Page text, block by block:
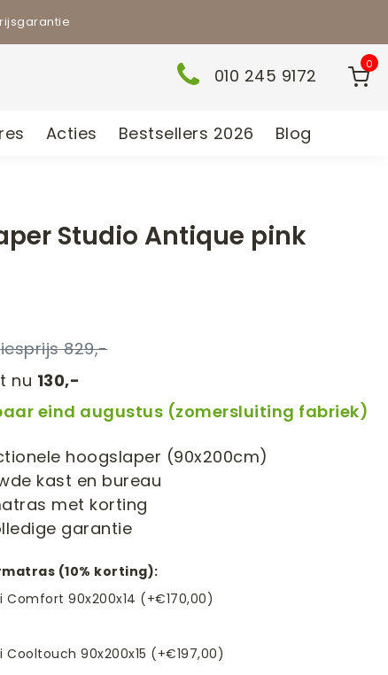
010 245 9172
0
Acties Bestsellers 2026 Blog
Studio Antique pink
829,-
nu 130,-
eind augustus (zomersluiting fabriek)
hoogslaper (90x200cm)
kast en bureau
met korting
garantie
(10% korting):
Comfort 90x200x14 (+€170,00)
Cooltouch 90x200x15 (+€197,00)